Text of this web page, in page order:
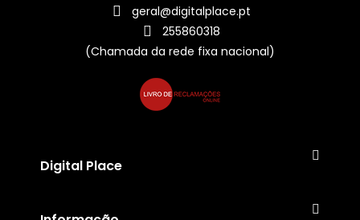
geral@digitalplace.pt
255860318
(Chamada da rede fixa nacional)
Digital Place